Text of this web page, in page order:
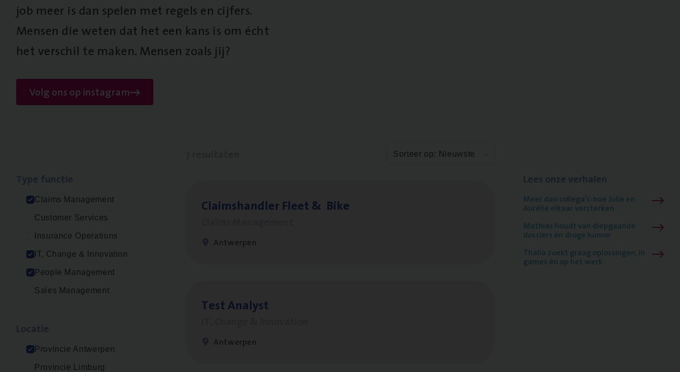
job meer is dan spelen met regels en cijfers.
Mensen die weten dat het een kans is om écht
het verschil te maken. Mensen zoals jij?
Volg ons op instagram
Claims Management
Customer Services
Insurance Operations
IT, Change & Innovation
People Management
Sales Management
Provincie Antwerpen
Provincie Limburg
Sorteer op: Nieuwste
Claims­hand­ler Fleet& Bike
Antwerpen
Test Ana­lyst
Antwerpen
Meer dan collega’s: hoe Julie en
Aurélie elkaar versterken
Mathias houdt van diepgaande
dossiers én droge humor
Thalia zoekt graag oplossingen, in
games én op het werk